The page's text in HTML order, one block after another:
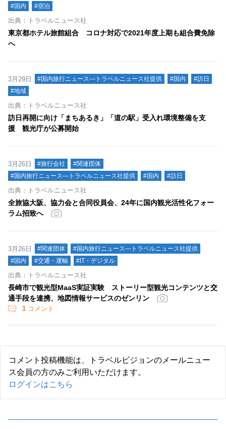
#国内
#宿泊
出典：トラベルニュース社
東京都ホテル旅館組合 コロナ対応で2021年度上期も組合費免除
へ
3月29日 #国内旅行ニュース―トラベルニュース社提供 #国内
#訪日
#地域
出典：トラベルニュース社
訪日再開に向け「まちあるき」「道の駅」受入れ環境整備を支
援 観光庁が公募開始
3月26日 #旅行会社
#関連団体
#国内旅行ニュース―トラベルニュース社提供
#国内 #訪日
出典：トラベルニュース社
全旅協大阪、協力会と合同役員会、24年に国内観光活性化フォー
ラム招致へ
3月26日 #関連団体
#国内旅行ニュース―トラベルニュース社提供
#国内
#交通・運輸 #IT・デジタル
出典：トラベルニュース社
長崎市で観光型MaaS実証実験 ストーリー型観光コンテンツと交
通手段を連携、地図情報サービスのゼンリン
1 コメント
コメント投稿機能は、トラベルビジョンのメールニュー
ス会員の方のみご利用いただけます。
ログインはこちら